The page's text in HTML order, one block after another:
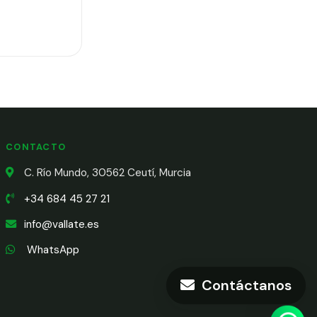
Contáctanos
CONTACTO
C. Río Mundo, 30562 Ceutí, Murcia
+34 684 45 27 21
info@vallate.es
WhatsApp